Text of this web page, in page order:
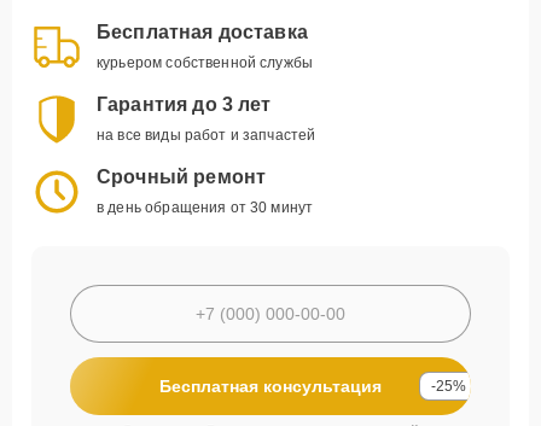
Бесплатная доставка
курьером собственной службы
Гарантия до 3 лет
на все виды работ и запчастей
Срочный ремонт
в день обращения от 30 минут
Бесплатная консультация -25%